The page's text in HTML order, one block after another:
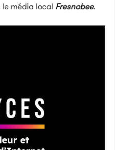
média local Fresnobee.